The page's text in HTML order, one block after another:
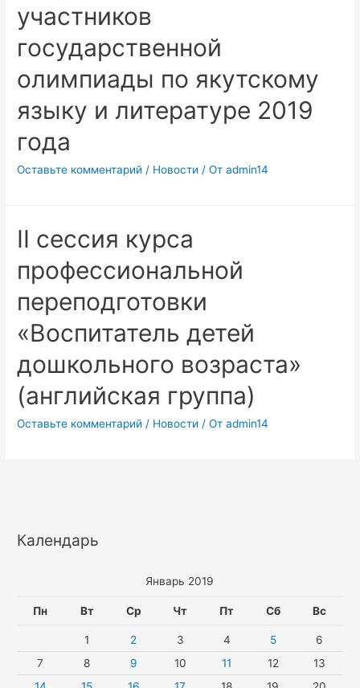
участников
государственной
олимпиады по якутскому
языку и литературе 2019
года
Оставьте комментарий / Новости / От admin14
II сессия курса
профессиональной
переподготовки
«Воспитатель детей
дошкольного возраста»
(английская группа)
Оставьте комментарий / Новости / От admin14
Календарь
Январь 2019
Пн Вт Ср Чт Пт Сб Вс
1 2 3 4 5
6
7
8 9 10 11 12
13